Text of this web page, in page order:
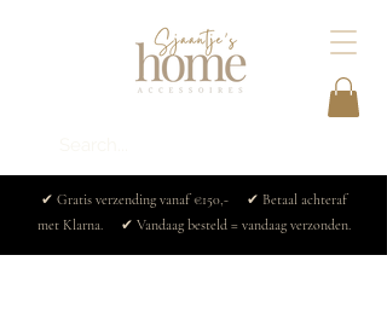
✔ Gratis verzending vanaf €150,- ✔ Betaal achteraf
met Klarna. ✔ Vandaag besteld = vandaag verzonden.